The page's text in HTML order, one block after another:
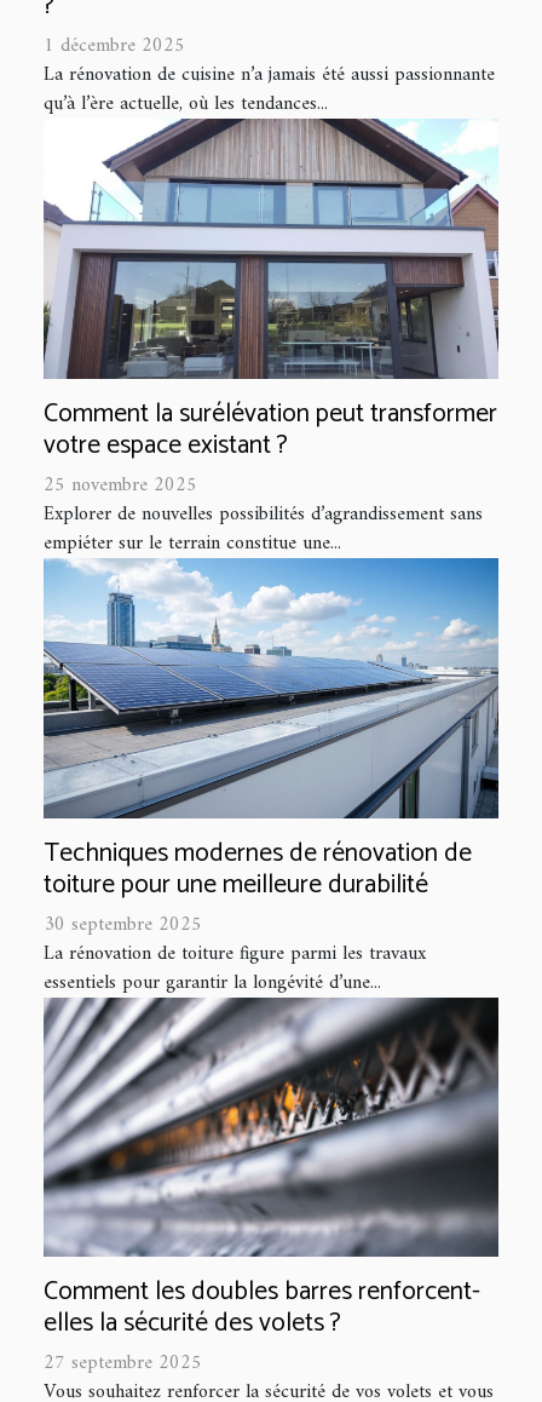
1 décembre 2025
La rénovation de cuisine n’a jamais été aussi passionnante
qu’à l’ère actuelle, où les tendances...
Comment la surélévation peut transformer
votre espace existant ?
25 novembre 2025
Explorer de nouvelles possibilités d’agrandissement sans
empiéter sur le terrain constitue une...
Techniques modernes de rénovation de
toiture pour une meilleure durabilité
30 septembre 2025
La rénovation de toiture figure parmi les travaux
essentiels pour garantir la longévité d’une...
Comment les doubles barres renforcent-
elles la sécurité des volets ?
27 septembre 2025
Vous souhaitez renforcer la sécurité de vos volets et vous